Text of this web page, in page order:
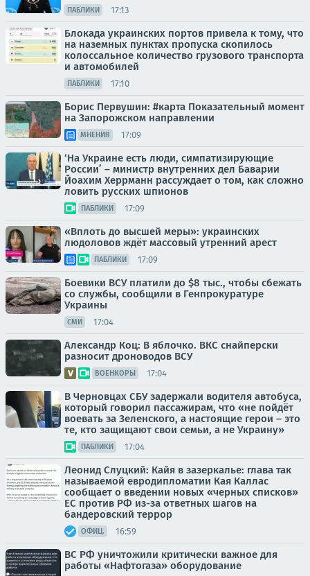
ПАБЛИКИ 17:13
Блокада украинских портов привела к тому, что
на наземных пунктах пропуска скопилось
колоссальное количество грузового транспорта
и автомобилей
ПАБЛИКИ 17:10
Борис Первушин: #карта Показательный момент
на Запорожском направлении
МНЕНИЯ 17:09
‘На Украине есть люди, симпатизирующие
России’ – министр внутренних дел Баварии
Йоахим Херрманн рассуждает о том, как сложно
ловить русских шпионов
ПАБЛИКИ 17:09
«Вплоть до высшей меры»: украинских
людоловов ждёт массовый утренний арест
ПАБЛИКИ 17:09
Боевики ВСУ платили до $8 тыс., чтобы сбежать
со службы, сообщили в Генпрокуратуре
Украины
СМИ 17:04
Александр Коц: В яблочко. ВКС снайперски
разносит дроноводов ВСУ
ВОЕНКОРЫ 17:04
В Черновцах СБУ задержали водителя автобуса,
который говорил пассажирам, что «не пойдёт
воевать за Зеленского, а настоящие герои – это
те, кто защищают свои семьи, а не Украину»
ПАБЛИКИ 17:04
Леонид Слуцкий: Кайя в зазеркалье: глава так
называемой евродипломатии Кая Каллас
сообщает о введении новых «черных списков»
ЕС против РФ из-за ответных шагов на
бандеровский террор
ОФИЦ. 16:59
ВС РФ уничтожили критически важное для
работы «Нафтогаза» оборудование